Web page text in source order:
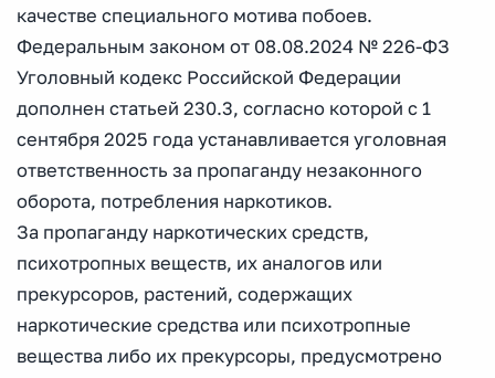
качестве специального мотива побоев.
Федеральным законом от 08.08.2024 № 226-ФЗ
Уголовный кодекс Российской Федерации
дополнен статьей 230.3, согласно которой с 1
сентября 2025 года устанавливается уголовная
ответственность за пропаганду незаконного
оборота, потребления наркотиков.
За пропаганду наркотических средств,
психотропных веществ, их аналогов или
прекурсоров, растений, содержащих
наркотические средства или психотропные
вещества либо их прекурсоры, предусмотрено